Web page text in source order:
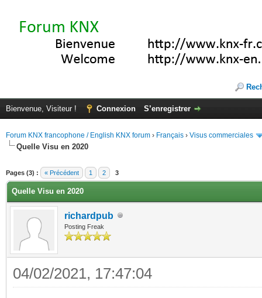
Bienvenue, Visiteur ! Connexion S’enregistrer
Forum KNX francophone / English KNX forum › Français › Visus commerciales
Quelle Visu en 2020
Pages (3) : « Précédent 1 2 3
Quelle Visu en 2020
richardpub
Posting Freak
04/02/2021, 17:47:04